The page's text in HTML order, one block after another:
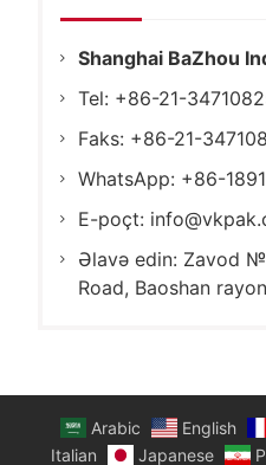
Shanghai BaZhou
Tel: +86-21-
Faks: +86-21-
WhatsApp: +86-
E-poçt:
Əlavə edin: Zavod
Road, Baoshan
Arabic English
Italian
Japanese